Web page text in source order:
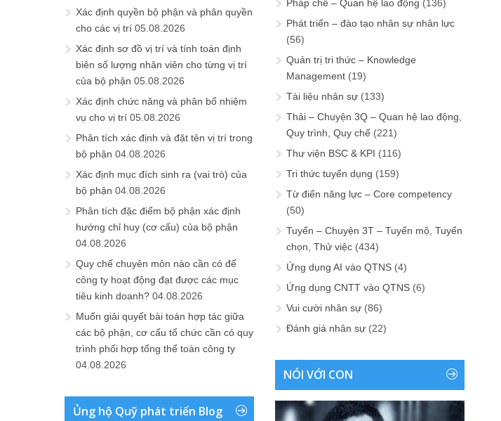
Xác định quyền bộ phận và phân quyền
cho các vị trí 05.08.2026
Xác định sơ đồ vị trí và tính toán định
biên số lượng nhân viên cho từng vị trí
của bộ phận 05.08.2026
Xác định chức năng và phân bổ nhiệm
vụ cho vị trí 05.08.2026
Phân tích xác định và đặt tên vị trí trong
bộ phận 04.08.2026
Xác định mục đích sinh ra (vai trò) của
bộ phận 04.08.2026
Phân tích đặc điểm bộ phận xác định
hướng chỉ huy (cơ cấu) của bộ phận
04.08.2026
Quy chế chuyên môn nào cần có để
công ty hoạt động đạt được các mục
tiêu kinh doanh? 04.08.2026
Muốn giải quyết bài toán hợp tác giữa
các bộ phận, cơ cấu tổ chức cần có quy
trình phối hợp tổng thể toàn công ty
04.08.2026
Ủng hộ Quỹ phát triển Blog
Pháp chế – Quan hệ lao động (136)
Phát triển – đào tạo nhân sự nhân lực
(56)
Quản trị tri thức – Knowledge
Management (19)
Tài liệu nhân sự (133)
Thải – Chuyện 3Q – Quan hệ lao động,
Quy trình, Quy chế (221)
Thư viện BSC & KPI (116)
Tri thức tuyển dụng (159)
Từ điển năng lực – Core competency
(50)
Tuyển – Chuyện 3T – Tuyển mộ, Tuyển
chọn, Thử việc (434)
Ứng dụng AI vào QTNS (4)
Ứng dụng CNTT vào QTNS (6)
Vui cười nhân sự (86)
Đánh giá nhân sự (22)
NÓI VỚI CON